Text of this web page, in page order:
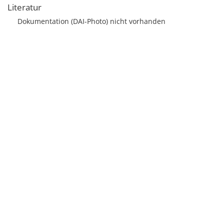
Literatur
Dokumentation (DAI-Photo) nicht vorhanden